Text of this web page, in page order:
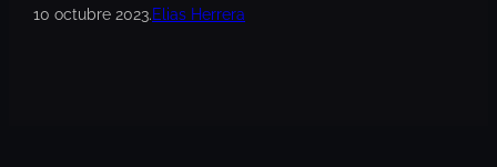
10 octubre 2023.Elias Herrera